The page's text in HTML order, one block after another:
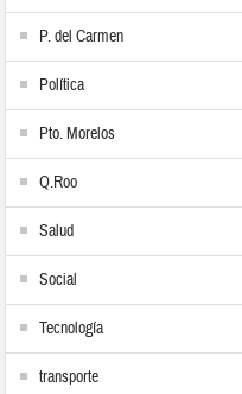
P. del Carmen
Política
Pto. Morelos
Q.Roo
Salud
Social
Tecnología
transporte